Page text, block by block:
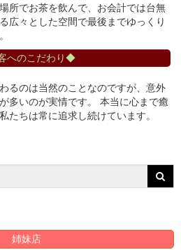
所でお茶を飲んで、お会計では台無
広々とした空間で最後までゆっくり
へのこだわり◆
るのは当然のことなのですが、意外
多いのが実情です。 本当に心まで癒
たちは常に追求し続けています。
姉妹店